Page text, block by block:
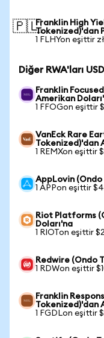
🇵🇱Franklin High
Tokenized)'dan
1 FLHYon eşittir
Diğer RWA'ları
Franklin
Amerikan
1 FFOGon eşittir
VanEck Rare
Tokenized)'dan
1 REMXon eşittir
AppLovin (Ondo
1 APPon eşittir
Riot Platforms
Doları'na
1 RIOTon eşittir
Redwire (Ondo
1 RDWon eşittir
Franklin
Tokenized)'dan
1 FGDLon eşittir